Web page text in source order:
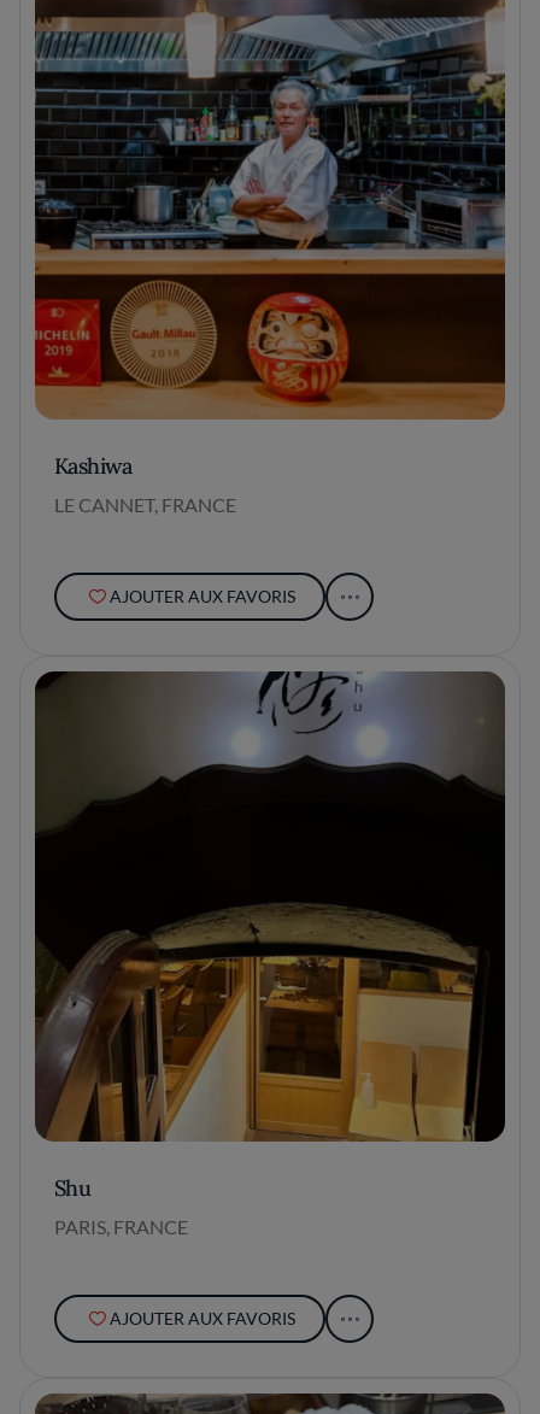
Kashiwa
LE CANNET, FRANCE
AJOUTER AUX FAVORIS
Shu
PARIS, FRANCE
AJOUTER AUX FAVORIS